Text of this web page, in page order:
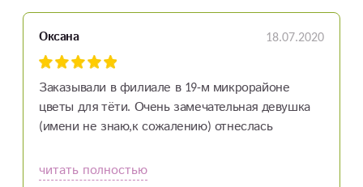
Оксана 18.07.2020
Заказывали в филиале в 19-м микрорайоне
цветы для тёти. Очень замечательная девушка
(имени не знаю,к сожалению) отнеслась
помогла с выбором цветов и открытки. Всё
читать полностью